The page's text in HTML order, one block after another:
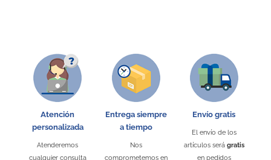
Pai pai de colores Balón XXL
Abanico de tela con varilla de
plástico
Mesa hinchable de colores
Balón de playa
8094
Almohada de playa
Atención
personalizada
Atenderemos
cualquier consulta
Entrega siempre
a tiempo
Nos
comprometemos en
Envío gratis
El envío de los
artículos será gratis
en pedidos